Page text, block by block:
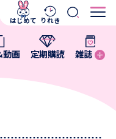
画 定期購読 雑誌
はじめて りれき